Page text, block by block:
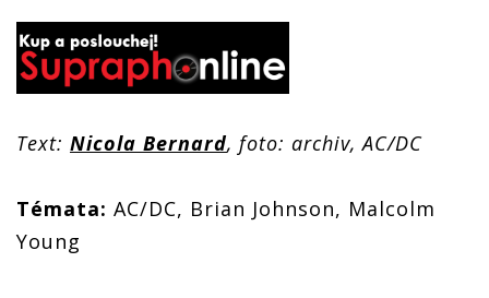
Text: Nicola Bernard, foto: archiv, AC/DC
Témata: AC/DC, Brian Johnson, Malcolm
Young